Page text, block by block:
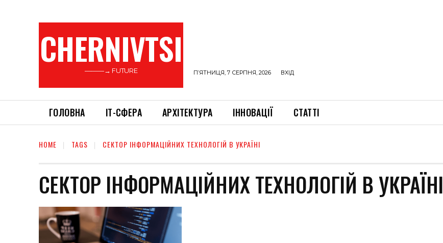
CHERNIVTSI
———→ FUTURE П’ЯТНИЦЯ, 7 СЕРПНЯ, 2026 ВХІД
ГОЛОВНА ІТ-СФЕРА АРХІТЕКТУРА ІННОВАЦІЇ СТАТТІ
HOME TAGS СЕКТОР ІНФОРМАЦІЙНИХ ТЕХНОЛОГІЙ В УКРАЇНІ
СЕКТОР ІНФОРМАЦІЙНИХ ТЕХНОЛОГІЙ В УКРАЇНІ